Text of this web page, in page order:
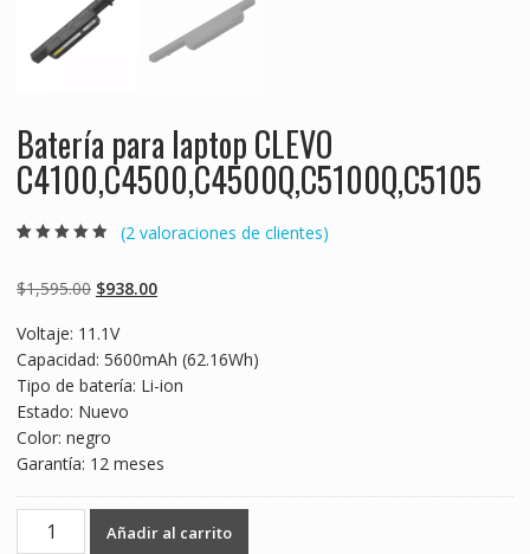
Batería para laptop CLEVO
C4100,C4500,C4500Q,C5100Q,C5105
basado en
puntuaciones
(2 valoraciones de clientes)
$1,595.00 Original
was:
$1,595.00.
$938.00Current
$938.00.
Voltaje: 11.1V
Capacidad: 5600mAh (62.16Wh)
Tipo de batería: Li-ion
Estado: Nuevo
Color: negro
Garantía: 12 meses
Batería
Añadir al carrito